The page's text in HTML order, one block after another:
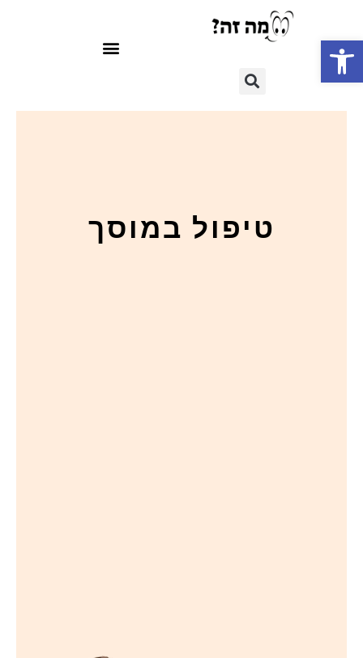
פתח סרגל נגישות
טיפול במוסך